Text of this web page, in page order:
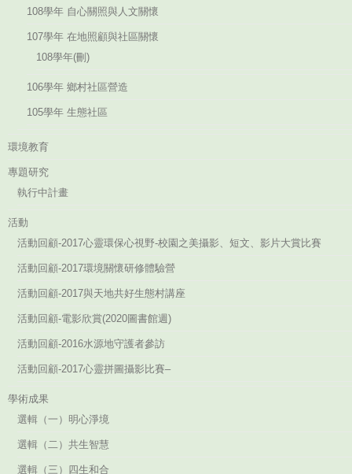
108學年 自心關照與人文關懷
107學年 在地照顧與社區關懷
108學年(刪)
106學年 鄉村社區營造
105學年 生態社區
環境教育
專題研究
執行中計畫
活動
活動回顧-2017心靈環保心視野-校園之美攝影、短文、影片大賞比賽
活動回顧-2017環境關懷研修體驗營
活動回顧-2017與天地共好生態村講座
活動回顧-電影欣賞(2020圖書館週)
活動回顧-2016水源地守護者參訪
活動回顧-2017心靈拼圖攝影比賽–
學術成果
選輯（一）明心淨境
選輯（二）共生智慧
選輯（三）四生和合